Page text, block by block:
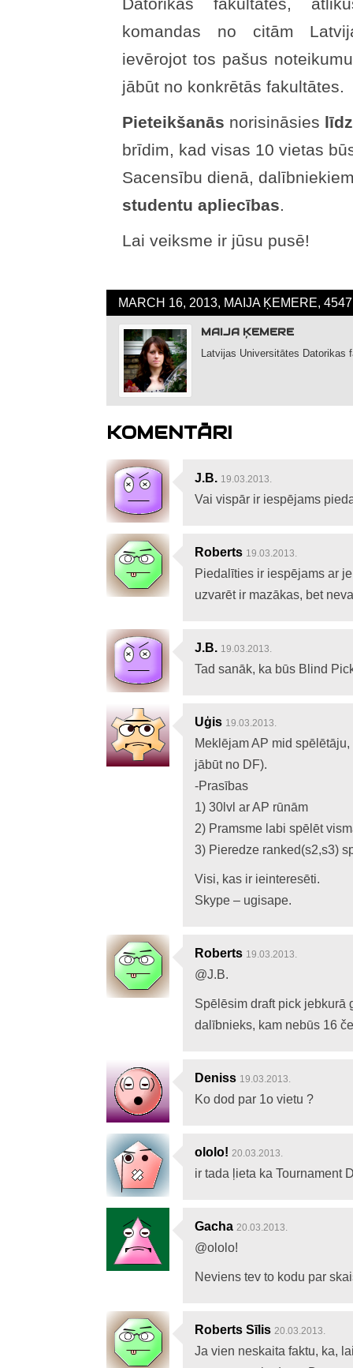
komandas no citām
ievērojot tos pašus
jābūt no konkrētās fakultātes.
Pieteikšanās norisināsies
brīdim, kad visas 10 vietas
Sacensību dienā,
studentu apliecības
Lai veiksme ir jūsu pusē!
MARCH 16, 2013, MAIJA ĶEMERE,
MAIJA ĶEMERE
Latvijas Universitātes Datorikas
KOMENTĀRI
J.B. 19.03.2013.
Vai vispār ir iespējams
Roberts 19.03.2013.
Piedalīties ir iespējams ar
uzvarēt ir mazākas, bet
J.B. 19.03.2013.
Tad sanāk, ka būs Blind
Uģis 19.03.2013.
Meklējam AP mid
jābūt no DF).
-Prasības
1) 30lvl ar AP rūnām
2) Pramsme labi spēlēt
3) Pieredze ranked(s2,s3)
Visi, kas ir ieinteresēti.
Skype – ugisape.
Roberts 19.03.2013.
@J.B.
Spēlēsim draft pick jebkurā
dalībnieks, kam nebūs 16
Deniss 19.03.2013.
Ko dod par 1o vietu ?
ololo! 20.03.2013.
ir tada ļieta ka Tournament
Gacha 20.03.2013.
@ololo!
Neviens tev to kodu par
Roberts Sīlis 20.03.2013.
Ja vien neskaita faktu, ka,